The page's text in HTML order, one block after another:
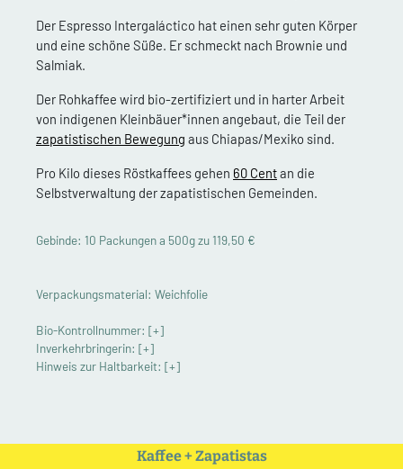
Der Espresso Intergaláctico hat einen sehr guten Körper
und eine schöne Süße. Er schmeckt nach Brownie und
Salmiak.
Der Rohkaffee wird bio-zertifiziert und in harter Arbeit
von indigenen Kleinbäuer*innen angebaut, die Teil der
zapatistischen Bewegung aus Chiapas/Mexiko sind.
Pro Kilo dieses Röstkaffees gehen 60 Centan die
Selbstverwaltung der zapatistischen Gemeinden.
Gebinde: 10 Packungen a 500g zu 119,50 €
Verpackungsmaterial: Weichfolie
Bio-Kontrollnummer: [+]
Inverkehrbringerin: [+]
Hinweis zur Haltbarkeit: [+]
Kaffee + Zapatistas